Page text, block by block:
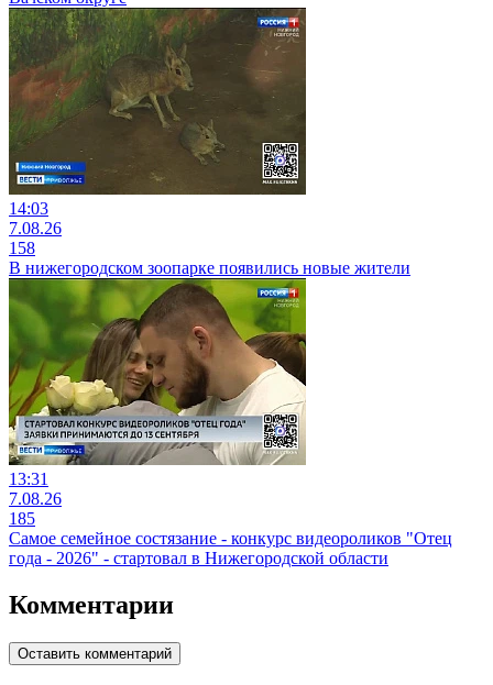
14:03
7.08.26
158
В нижегородском зоопарке появились новые жители
13:31
7.08.26
185
Самое семейное состязание - конкурс видеороликов "Отец
года - 2026" - стартовал в Нижегородской области
Комментарии
Оставить комментарий